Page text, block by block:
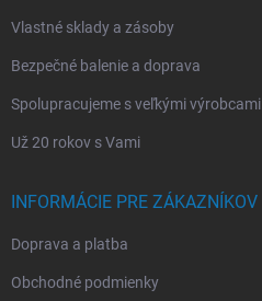
Vlastné sklady a zásoby
Bezpečné balenie a doprava
Spolupracujeme s veľkými výrobcami
Už 20 rokov s Vami
INFORMÁCIE PRE ZÁKAZNÍKOV
Doprava a platba
Obchodné podmienky